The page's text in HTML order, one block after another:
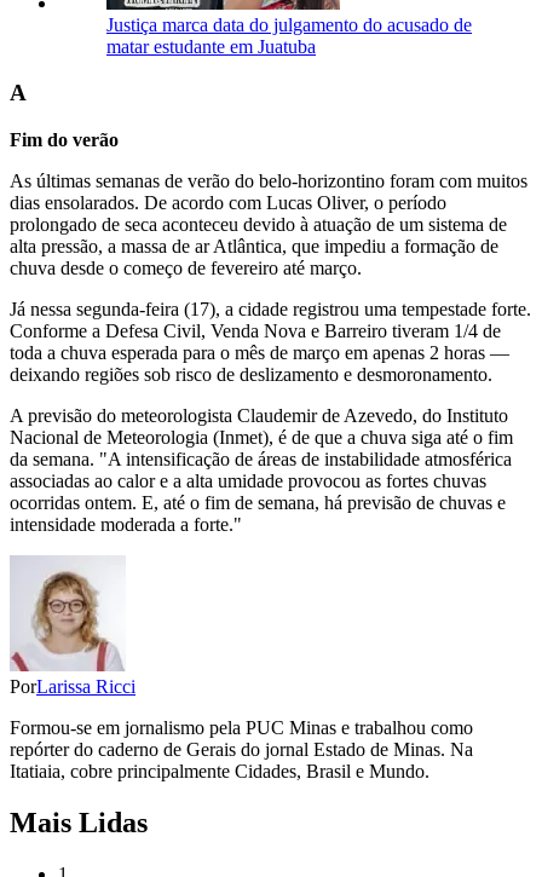
Justiça marca data do julgamento do acusado de
matar estudante em Juatuba
A
Fim do verão
As últimas semanas de verão do belo-horizontino foram com muitos
dias ensolarados. De acordo com Lucas Oliver, o período
prolongado de seca aconteceu devido à atuação de um sistema de
alta pressão, a massa de ar Atlântica, que impediu a formação de
chuva desde o começo de fevereiro até março.
Já nessa segunda-feira (17), a cidade registrou uma tempestade forte.
Conforme a Defesa Civil, Venda Nova e Barreiro tiveram 1/4 de
toda a chuva esperada para o mês de março em apenas 2 horas —
deixando regiões sob risco de deslizamento e desmoronamento.
A previsão do meteorologista Claudemir de Azevedo, do Instituto
Nacional de Meteorologia (Inmet), é de que a chuva siga até o fim
da semana. "A intensificação de áreas de instabilidade atmosférica
associadas ao calor e a alta umidade provocou as fortes chuvas
ocorridas ontem. E, até o fim de semana, há previsão de chuvas e
intensidade moderada a forte."
PorLarissa Ricci
Formou-se em jornalismo pela PUC Minas e trabalhou como
repórter do caderno de Gerais do jornal Estado de Minas. Na
Itatiaia, cobre principalmente Cidades, Brasil e Mundo.
Mais Lidas